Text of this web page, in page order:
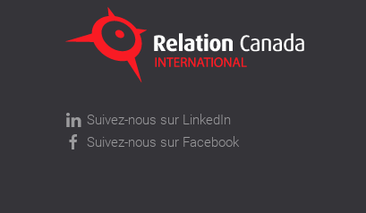
Suivez-nous sur LinkedIn
Suivez-nous sur Facebook